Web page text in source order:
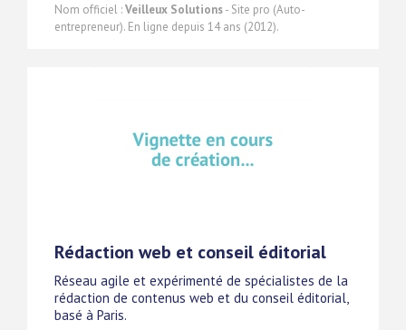
Nom officiel :Veilleux Solutions- Site pro (Auto-
entrepreneur). En ligne depuis 14 ans (2012).
Rédaction web et conseil éditorial
Réseau agile et expérimenté de spécialistes de la
rédaction de contenus web et du conseil éditorial,
basé à Paris.